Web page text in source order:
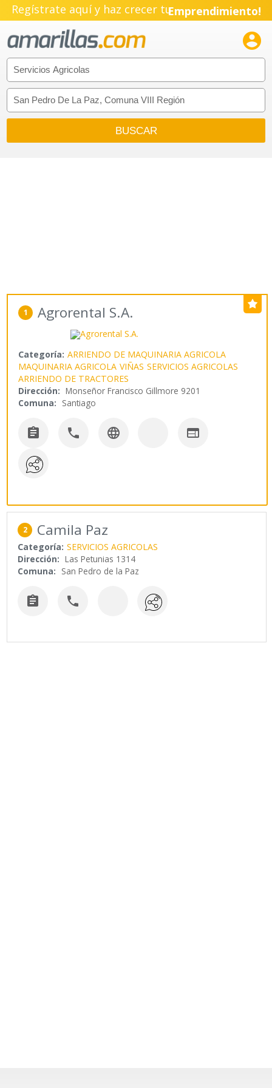
Regístrate aquí y haz crecer tuEmprendimiento!

1 Agrorental S.A.
Categoría: ARRIENDO DE MAQUINARIA AGRICOLA
MAQUINARIA AGRICOLA VIÑAS SERVICIOS AGRICOLAS
ARRIENDO DE TRACTORES
Dirección: Monseñor Francisco Gillmore 9201
Comuna: Santiago
   
2 Camila Paz
Categoría: SERVICIOS AGRICOLAS
Dirección: Las Petunias 1314
Comuna: San Pedro de la Paz
 